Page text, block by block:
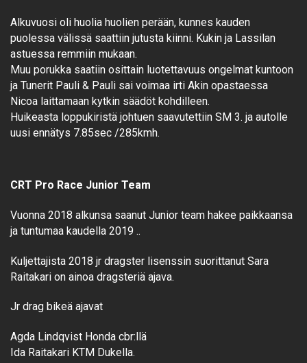
Alkuvuosi oli huolia huolien perään, kunnes kauden
puolessa välissä saattiin jutusta kiinni. Kukin ja Lassilan
astuessa remmiin mukaan.
Muu porukka saatiin osittain luotettavuus ongelmat kuntoon
ja Tunerit Pauli & Pauli sai voimaa irti Akin opastaessa
Nicoa laittamaan kytkin säädöt kohdilleen.
Huikeasta loppukiristä johtuen saavutettiin SM 3. ja autolle
uusi ennätys 7.85sec /285kmh.
CRT Pro Race Junior Team
Vuonna 2018 alkunsa saanut Junior team hakee paikkaansa
ja tuntumaa kaudella 2019 ..
Kuljettajista 2018 jr dragster lisenssin suorittanut Sara
Raitakari on ainoa dragsteriä ajava.
Jr drag bikeä ajavat
Agda Lindqvist Honda cbr:llä
Ida Raitakari KTM Dukella.